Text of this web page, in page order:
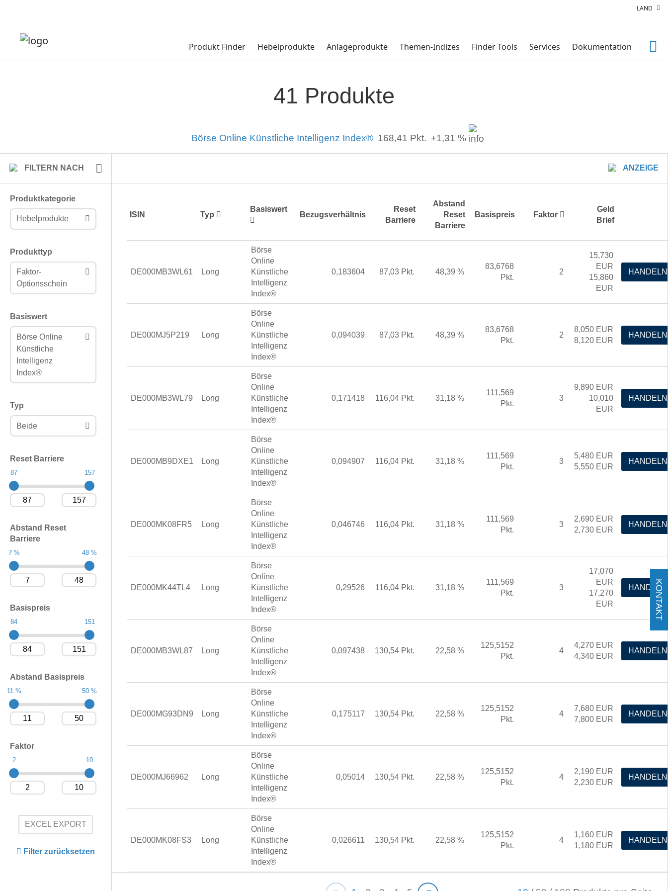
Produkt Finder Hebelprodukte Anlageprodukte Themen-Indizes Finder Tools Services Dokumentation
LAND
41 Produkte
Börse Online Künstliche Intelligenz Index® 168,41 Pkt. +1,31 %
FILTERN NACH
Produktkategorie
Hebelprodukte
Produkttyp
Faktor-
Optionsschein
Basiswert
Börse Online
Künstliche
Intelligenz
Index®
Typ
Beide
Reset Barriere
87 157
Abstand Reset
Barriere
7 % 48 %
Basispreis
84 151
Abstand Basispreis
11 % 50 %
Faktor
2 10
EXCEL EXPORT
Filter zurücksetzen
ANZEIGE
ISIN Typ
Basiswert
Bezugsverhältnis
Reset
Barriere
Abstand
Reset
Barriere
Basispreis Faktor
Geld
Brief
DE000MB3WL61 Long
Börse
Online
Künstliche
Intelligenz
Index®
0,183604 87,03 Pkt. 48,39 %
83,6768
Pkt.
2
15,730
EUR
15,860
EUR
HANDELN
DE000MJ5P219 Long
Börse
Online
Künstliche
Intelligenz
Index®
0,094039 87,03 Pkt. 48,39 %
83,6768
Pkt.
2
8,050 EUR
8,120 EUR
HANDELN
DE000MB3WL79 Long
Börse
Online
Künstliche
Intelligenz
Index®
0,171418 116,04 Pkt. 31,18 %
111,569
Pkt.
3
9,890 EUR
10,010
EUR
HANDELN
DE000MB9DXE1 Long
Börse
Online
Künstliche
Intelligenz
Index®
0,094907 116,04 Pkt. 31,18 %
111,569
Pkt.
3
5,480 EUR
5,550 EUR
HANDELN
DE000MK08FR5 Long
Börse
Online
Künstliche
Intelligenz
Index®
0,046746 116,04 Pkt. 31,18 %
111,569
Pkt.
3
2,690 EUR
2,730 EUR
HANDELN
DE000MK44TL4 Long
Börse
Online
Künstliche
Intelligenz
Index®
0,29526 116,04 Pkt. 31,18 %
111,569
Pkt.
3
17,070
EUR
17,270
EUR
HANDELN
DE000MB3WL87 Long
Börse
Online
Künstliche
Intelligenz
Index®
0,097438 130,54 Pkt. 22,58 %
125,5152
Pkt.
4
4,270 EUR
4,340 EUR
HANDELN
DE000MG93DN9 Long
Börse
Online
Künstliche
Intelligenz
Index®
0,175117 130,54 Pkt. 22,58 %
125,5152
Pkt.
4
7,680 EUR
7,800 EUR
HANDELN
DE000MJ66962 Long
Börse
Online
Künstliche
Intelligenz
Index®
0,05014 130,54 Pkt. 22,58 %
125,5152
Pkt.
4
2,190 EUR
2,230 EUR
HANDELN
DE000MK08FS3 Long
Börse
Online
Künstliche
Intelligenz
Index®
0,026611 130,54 Pkt. 22,58 %
125,5152
Pkt.
4
1,160 EUR
1,180 EUR
HANDELN
KONTAKT